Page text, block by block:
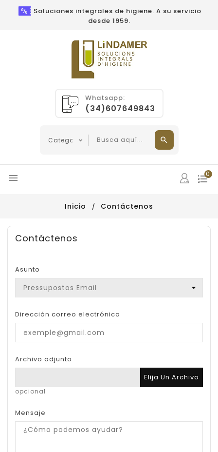
Soluciones integrales de higiene. A su servicio
desde 1959.
Whatsapp:
(34)607649843
 0
Inicio Contáctenos
Contáctenos
Asunto
Dirección correo electrónico
Archivo adjunto
Elija Un Archivo
opcional
Mensaje